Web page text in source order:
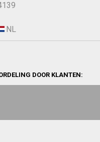
DOOR KLANTEN: